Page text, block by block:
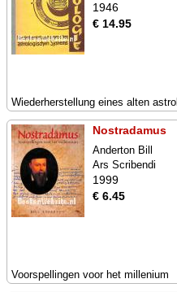
1946
€ 14.95
Wiederherstellung eines alten
Nostradamus
Anderton Bill
Ars Scribendi
1999
€ 6.45
Voorspellingen voor het millenium